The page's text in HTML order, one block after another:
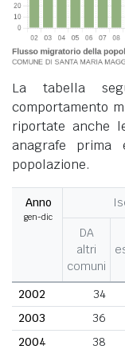
La tabella
comportamento
riportate anche
anagrafe prima
popolazione.
Anno
gen-dic
DA
altri
comuni
2002
34
2003
36
2004
38